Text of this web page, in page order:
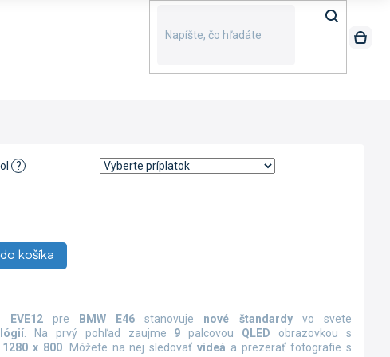
?
košíka
EVE12 pre BMW E46stanovuje nové štandardyvo svete
. Na prvý pohľad zaujme 9palcovou QLED obrazovkou s
1280 x 800. Môžete na nej sledovaťvideá a prezerať fotografie s